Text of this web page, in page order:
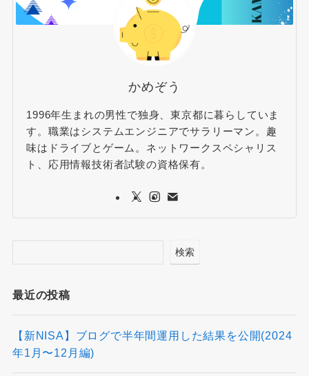
かめぞう
1996年生まれの男性で独身、東京都に暮らしていま
す。職業はシステムエンジニアでサラリーマン。趣
味はドライブとゲーム。ネットワークスペシャリス
ト、応用情報技術者試験の資格保有。
検索
最近の投稿
【新NISA】ブログで半年間運用した結果を公開(2024
年1月〜12月編)